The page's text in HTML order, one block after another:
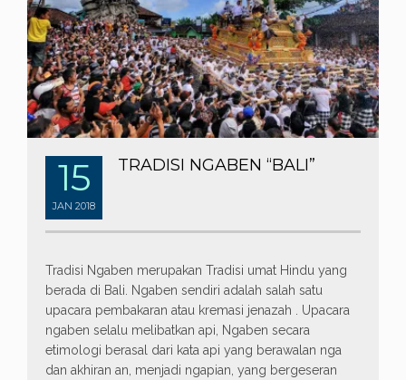
15
JAN 2018
TRADISI NGABEN “BALI”
Tradisi Ngaben merupakan Tradisi umat Hindu yang
berada di Bali. Ngaben sendiri adalah salah satu
upacara pembakaran atau kremasi jenazah . Upacara
ngaben selalu melibatkan api, Ngaben secara
etimologi berasal dari kata api yang berawalan nga
dan akhiran an, menjadi ngapian, yang bergeseran